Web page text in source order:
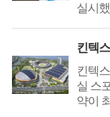
실시
킨텍
실 스
약이